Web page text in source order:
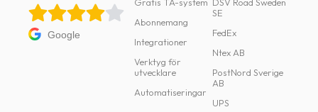
Google
Abonnemang
Integrationer
Verktyg för
utvecklare
Automatiseringar
SE
FedEx
Ntex AB
PostNord Sverige
AB
UPS